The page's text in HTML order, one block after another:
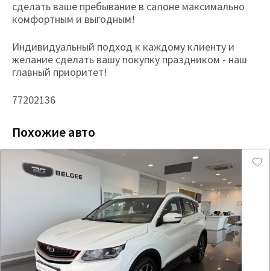
сделать ваше пребывание в салоне максимально
комфортным и выгодным!
Индивидуальный подход к каждому клиенту и
желание сделать вашу покупку праздником - наш
главный приоритет!
77202136
Похожие авто